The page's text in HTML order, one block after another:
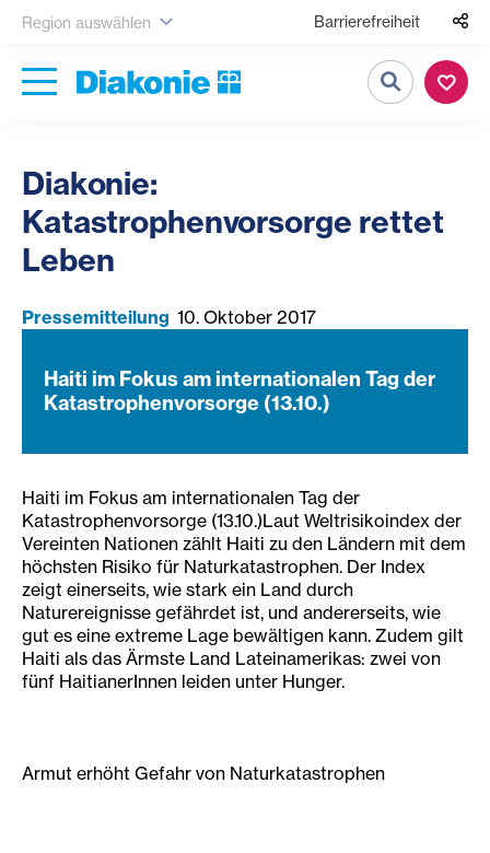
Region auswählen Barrierefreiheit
Suche
Diakonie:
Katastrophenvorsorge rettet
Leben
Pressemitteilung 10. Oktober 2017
Haiti im Fokus am internationalen Tag der
Katastrophenvorsorge (13.10.)
Haiti im Fokus am internationalen Tag der
Katastrophenvorsorge (13.10.)Laut Weltrisikoindex der
Vereinten Nationen zählt Haiti zu den Ländern mit dem
höchsten Risiko für Naturkatastrophen. Der Index
zeigt einerseits, wie stark ein Land durch
Naturereignisse gefährdet ist, und andererseits, wie
gut es eine extreme Lage bewältigen kann. Zudem gilt
Haiti als das Ärmste Land Lateinamerikas: zwei vo­­n
fünf HaitianerInnen leiden unter Hunger.
Armut erhöht Gefahr von Naturkatastrophen